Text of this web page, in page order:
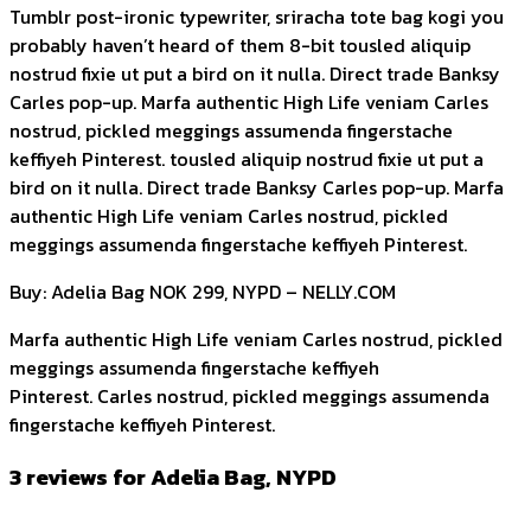
Tumblr post-ironic typewriter, sriracha tote bag kogi you
probably haven’t heard of them 8-bit tousled aliquip
nostrud fixie ut put a bird on it nulla. Direct trade Banksy
Carles pop-up. Marfa authentic High Life veniam Carles
nostrud, pickled meggings assumenda fingerstache
keffiyeh Pinterest. tousled aliquip nostrud fixie ut put a
bird on it nulla. Direct trade Banksy Carles pop-up. Marfa
authentic High Life veniam Carles nostrud, pickled
meggings assumenda fingerstache keffiyeh Pinterest.
Buy: Adelia Bag NOK 299, NYPD – NELLY.COM
Marfa authentic High Life veniam Carles nostrud, pickled
meggings assumenda fingerstache keffiyeh
Pinterest. Carles nostrud, pickled meggings assumenda
fingerstache keffiyeh Pinterest.
3 reviews forAdelia Bag, NYPD